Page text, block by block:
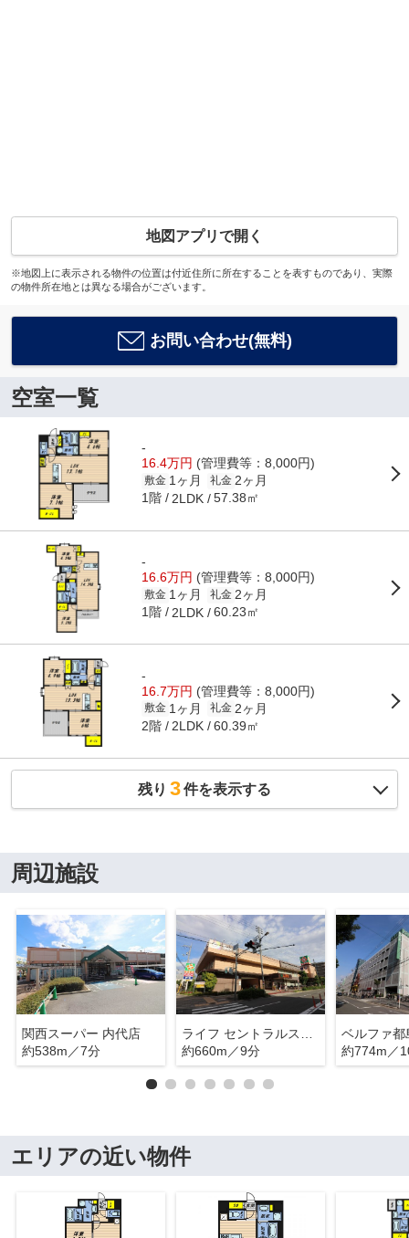
地図アプリで開く
※地図上に表示される物件の位置は付近住所に所在することを表すものであり、実際
の物件所在地とは異なる場合がございます。
お問い合わせ(無料)
空室一覧
-
16.4万円 (管理費等：8,000円)
敷金 1ヶ月 礼金 2ヶ月
1階 2LDK 57.38㎡
-
16.6万円 (管理費等：8,000円)
敷金 1ヶ月 礼金 2ヶ月
1階 2LDK 60.23㎡
-
16.7万円 (管理費等：8,000円)
敷金 1ヶ月 礼金 2ヶ月
2階 2LDK 60.39㎡
残り 3件を表示する
周辺施設
関西スーパー 内代店
約538m／7分
約660m／9分
約774m／
エリアの近い物件